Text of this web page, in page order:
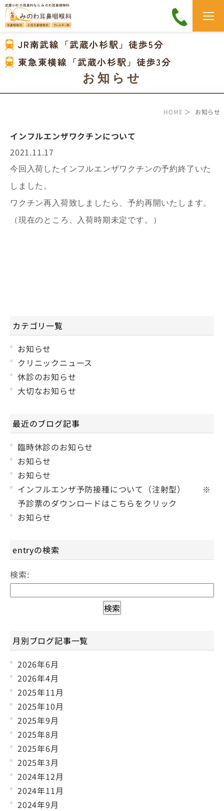
武蔵小杉の耳鼻科なら みのわ耳鼻咽喉科
JR南武線「武蔵小杉駅」徒歩5分
東急東横線「武蔵小杉駅」徒歩3分
お知らせ
HOME ＞ お知らせ
インフルエンザワクチンについて
2021.11.17
今回入荷したインフルエンザワクチンの予約終了いた
しました。
ワクチン再入荷致しましたら、予約再開いたします。
（現在のところ、入荷時期未定です。）
カテゴリ一覧
お知らせ
クリニックニュース
休診のお知らせ
大切なお知らせ
最近のブログ記事
臨時休診のお知らせ
お知らせ
お知らせ
インフルエンザ予防接種について（注射型） ※
予診票のダウンロードはこちらをクリック
お知らせ
entryの検索
検索:
月別ブログ記事一覧
2026年6月
2026年4月
2025年11月
2025年10月
2025年9月
2025年8月
2025年6月
2025年3月
2024年12月
2024年11月
2024年9月